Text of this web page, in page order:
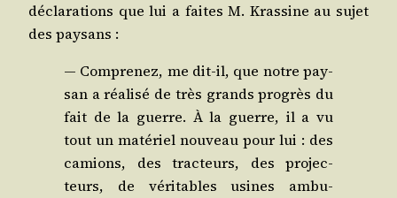
décla­ra­tions que lui a faites M. Kras­sine au sujet
des paysans :
— Com­pre­nez, me dit-il, que notre pay­
san a réa­li­sé de très grands pro­grès du
fait de la guerre. À la guerre, il a vu
tout un maté­riel nou­veau pour lui : des
camions, des trac­teurs, des pro­jec­
teurs, de véri­tables usines ambu­